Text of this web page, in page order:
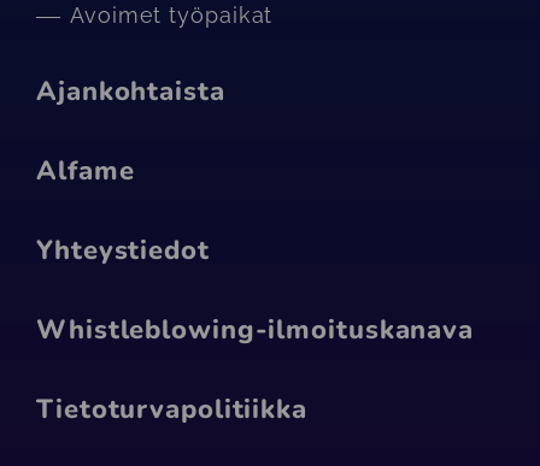
Avoimet työpaikat
Ajankohtaista
Alfame
Yhteystiedot
Whistleblowing-ilmoituskanava
Tietoturva­politiikka